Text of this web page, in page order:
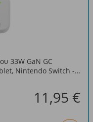
33W GaN GC
Nintendo Switch -
11,95 €